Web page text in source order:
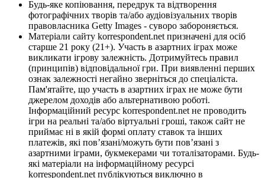
Будь-яке копіювання, передрук та відтворення
фотографічних творів та/або аудіовізуальних творів
правовласника Getty Images - суворо забороняється.
Матеріали сайту korrespondent.net призначені для осіб
старше 21 року (21+). Участь в азартних іграх може
викликати ігрову залежність. Дотримуйтесь правил
(принципів) відповідальної гри. При виявленні перших
ознак залежності негайно зверніться до спеціаліста.
Пам'ятайте, що участь в азартних іграх не може бути
джерелом доходів або альтернативою роботі.
Інформаційний ресурс korrespondent.net не проводить
ігри на реальні та/або віртуальні гроші, також сайт не
приймає ні в якій формі оплату ставок та інших
платежів, які пов’язані/можуть бути пов’язані з
азартними іграми, букмекерами чи тоталізаторами. Будь-
які матеріали на інформаційному ресурсі
korrespondent.net публікуються виключно в